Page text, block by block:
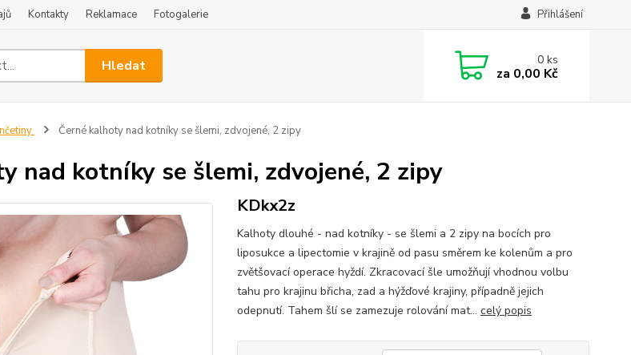
Kontakty Reklamace Fotogalerie Přihlášení
Hledat 0ks
za 0,00 Kč
Černé kalhoty nad kotníky se šlemi, zdvojené, 2 zipy
nad kotníky se šlemi, zdvojené, 2 zipy
KDkx2z
Kalhoty dlouhé - nad kotníky - se šlemi a 2 zipy na bocích pro
liposukce a lipectomie v krajině od pasu směrem ke kolenům a pro
zvětšovací operace hyždí. Zkracovací šle umožňují vhodnou volbu
tahu pro krajinu břicha, zad a hýžďové krajiny, případně jejich
odepnutí. Tahem šlí se zamezuje rolování mat... celý popis